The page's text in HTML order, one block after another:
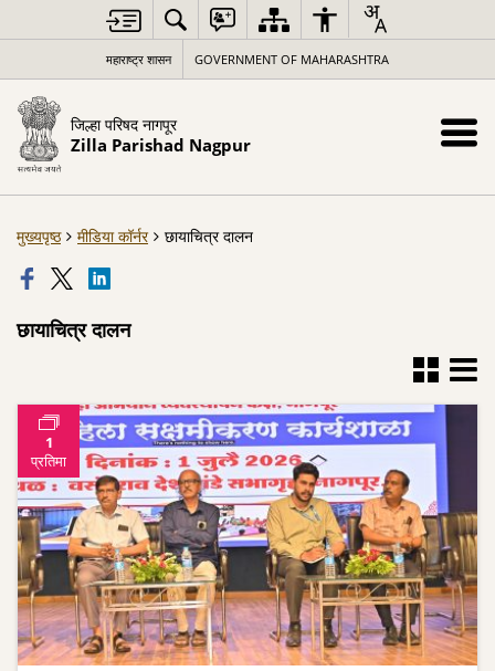
महाराष्ट्र शासन GOVERNMENT OF MAHARASHTRA
जिल्हा परिषद नागपूर
Zilla Parishad Nagpur
मुख्यपृष्ठ मीडिया कॉर्नर छायाचित्र दालन
छायाचित्र दालन
1
प्रतिमा